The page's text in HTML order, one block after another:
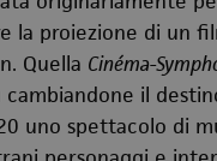
la proiezione di un
Quella Cinéma-
cambiandone il
uno spettacolo di